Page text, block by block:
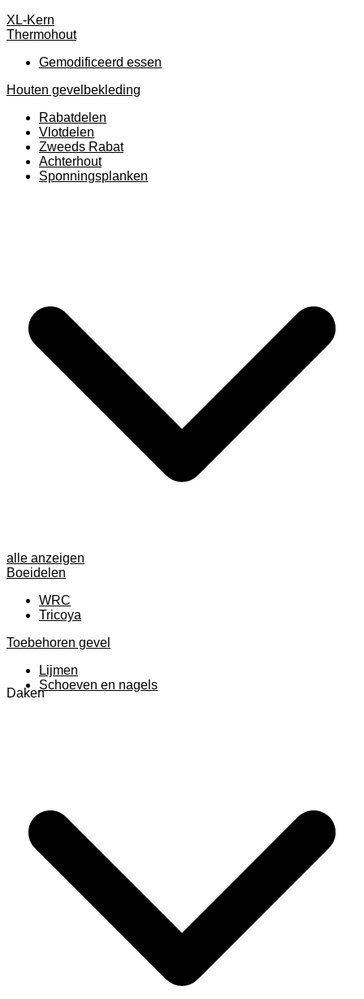
XL-Kern
Thermohout
Gemodificeerd essen
Houten gevelbekleding
Rabatdelen
Vlotdelen
Zweeds Rabat
Achterhout
Sponningsplanken
alle anzeigen
Boeidelen
WRC
Tricoya
Toebehoren gevel
Lijmen
Schoeven en nagels
Daken